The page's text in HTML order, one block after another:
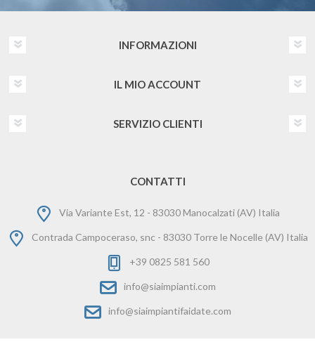
INFORMAZIONI
IL MIO ACCOUNT
SERVIZIO CLIENTI
CONTATTI
Via Variante Est, 12 - 83030 Manocalzati (AV) Italia
Contrada Campoceraso, snc - 83030 Torre le Nocelle (AV) Italia
+39 0825 581 560
info@siaimpianti.com
info@siaimpiantifaidate.com